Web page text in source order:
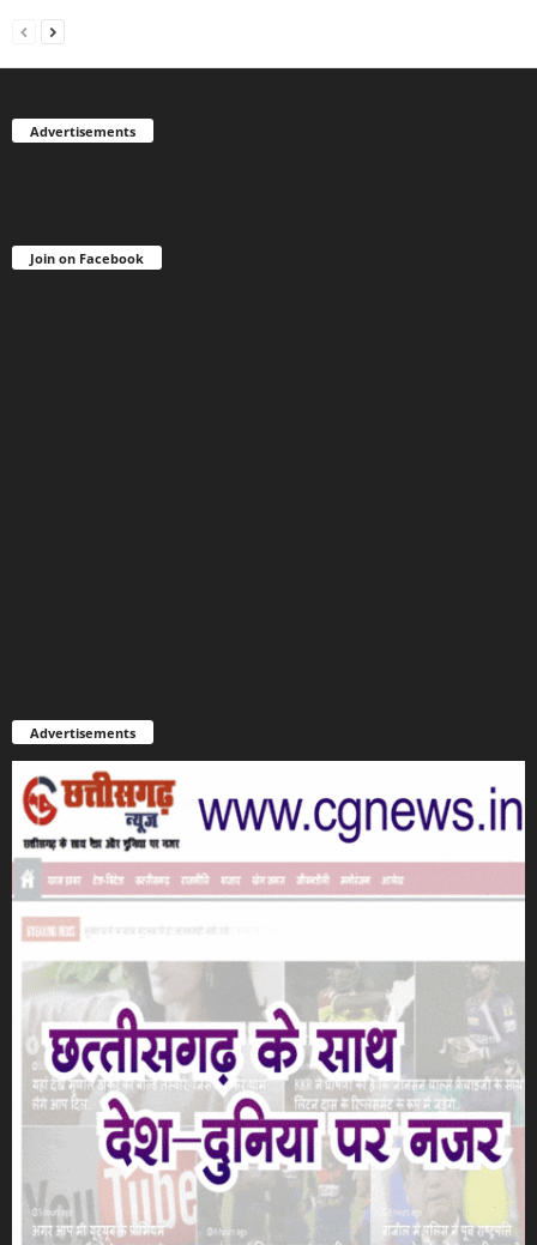
Advertisements
Join on Facebook
Advertisements